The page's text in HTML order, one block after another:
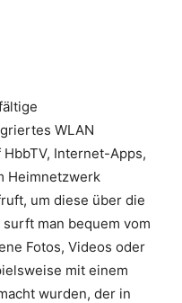
WLAN
Internet-Apps,
Heimnetzwerk
um diese über die
man bequem vom
Fotos, Videos oder
mit einem
wurden, der in